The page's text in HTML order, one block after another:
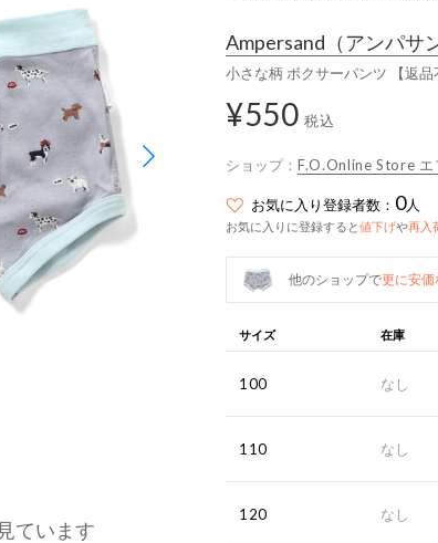
ています
Ampersand （アンパサ
小さな柄 ボクサーパンツ 【返品
¥550 税込
ショップ： F.O.Online Store エ
お気に入り登録者数： 0人
お気に入りに登録すると値下げや再入
他のショップで更に安価
サイズ 在庫
100 なし
110 なし
120 なし